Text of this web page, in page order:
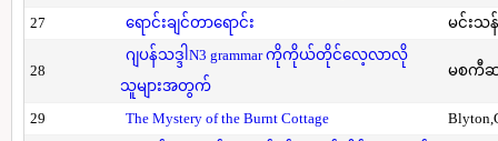
27
ရောင်းချင်တာရောင်း မင်းသ
28
ဂျပန်သဒ္ဒါN3 grammar ကိုကိုယ်တိုင်လေ့လာလို
သူများအတွက်
မစကီ
29 The Mystery of the Burnt Cottage